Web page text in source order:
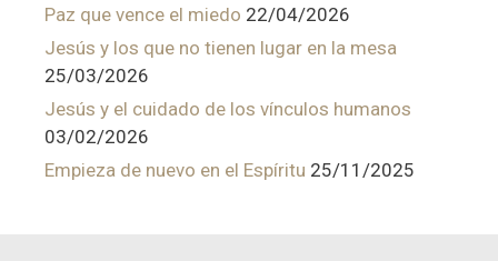
Paz que vence el miedo 22/04/2026
Jesús y los que no tienen lugar en la mesa
25/03/2026
Jesús y el cuidado de los vínculos humanos
03/02/2026
Empieza de nuevo en el Espíritu 25/11/2025